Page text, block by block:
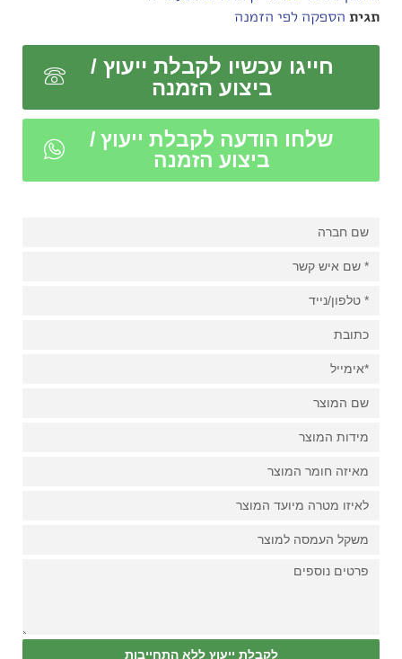
תגית הספקה לפי הזמנה
חייגו עכשיו לקבלת ייעוץ /
ביצוע הזמנה
שלחו הודעה לקבלת ייעוץ /
ביצוע הזמנה
לקבלת ייעוץ ללא התחייבות